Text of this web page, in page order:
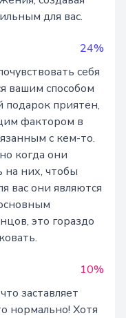
для вас.
24%
себя
вашим способом
приятен,
фактором в
с кем-то.
когда они
на них, чтобы
вас они являются
это гораздо
10%
заставляет
нормально! Хотя